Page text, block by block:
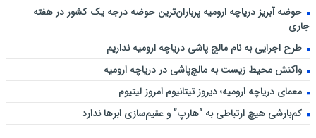
حوضه آبریز دریاچه ارومیه پرباران‌ترین حوضه‌ درجه یک کشور در هفته
جاری
طرح اجرایی به نام مالچ پاشی دریاچه ارومیه نداریم
واکنش محیط زیست به مالچ‌پاشی در دریاچه ارومیه
معمای دریاچه ارومیه؛ دیروز تیتانیوم امروز لیتیوم
کم‌بارشی هیچ ارتباطی به “هارپ” و عقیم‌سازی ابرها ندارد